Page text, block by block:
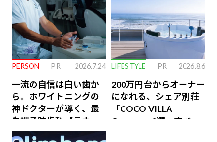
PERSON PR 2026.7.24
一流の自信は白い歯か
ら。ホワイトニングの
神ドクターが導く、最
先端予防歯科【ラウン
ジ会員特典あり】
LIFESTYLE PR 2026.8.6
200万円台からオーナー
になれる、シェア別荘
「COCO VILLA
Owners」3選。すべて